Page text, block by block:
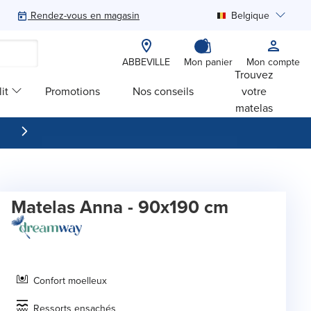
Rendez-vous en magasin Belgique
ABBEVILLE Mon panier Mon compte
Promotions Nos conseils
Trouvez
votre
matelas
Matelas Anna - 90x190 cm
Confort moelleux
Ressorts ensachés